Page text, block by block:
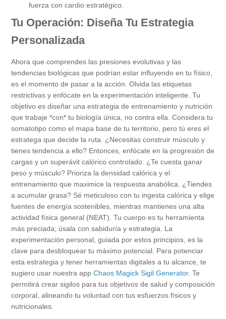
fuerza con cardio estratégico.
Tu Operación: Diseña Tu Estrategia
Personalizada
Ahora que comprendes las presiones evolutivas y las
tendencias biológicas que podrían estar influyendo en tu físico,
es el momento de pasar a la acción. Olvida las etiquetas
restrictivas y enfócate en la experimentación inteligente. Tu
objetivo es diseñar una estrategia de entrenamiento y nutrición
que trabaje *con* tu biología única, no contra ella. Considera tu
somatotipo como el mapa base de tu territorio, pero tú eres el
estratega que decide la ruta. ¿Necesitas construir músculo y
tienes tendencia a ello? Entonces, enfócate en la progresión de
cargas y un superávit calórico controlado. ¿Te cuesta ganar
peso y músculo? Prioriza la densidad calórica y el
entrenamiento que maximice la respuesta anabólica. ¿Tiendes
a acumular grasa? Sé meticuloso con tu ingesta calórica y elige
fuentes de energía sostenibles, mientras mantienes una alta
actividad física general (NEAT). Tu cuerpo es tu herramienta
más preciada; úsala con sabiduría y estrategia. La
experimentación personal, guiada por estos principios, es la
clave para desbloquear tu máximo potencial. Para potenciar
esta estrategia y tener herramientas digitales a tu alcance, te
sugiero usar nuestra app Chaos Magick Sigil Generator. Te
permitirá crear sigilos para tus objetivos de salud y composición
corporal, alineando tu voluntad con tus esfuerzos físicos y
nutricionales.